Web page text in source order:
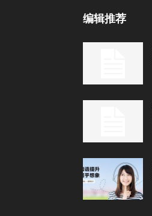
编辑推荐